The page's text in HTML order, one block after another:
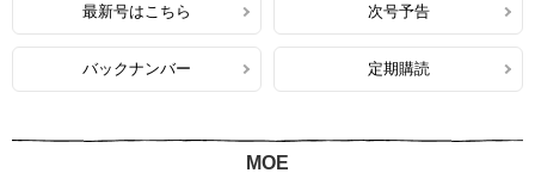
最新号はこちら 次号予告
バックナンバー 定期購読
MOE